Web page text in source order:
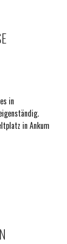
in
in Ankum